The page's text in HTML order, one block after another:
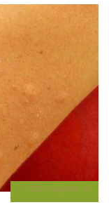
13 באוקטובר 2021